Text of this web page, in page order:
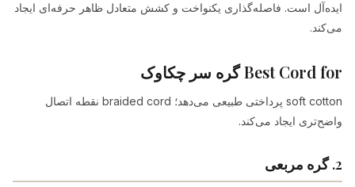
ایده‌آل است. فاصله‌گذاری یکنواخت و کشش متعادل ظاهر حرفه‌ای ایجاد
می‌کند.
Best Cord for گره سر چکاوک
soft cotton پرداختی طبیعی می‌دهد؛ braided cord نقطه اتصال
واضح‌تری ایجاد می‌کند.
2. گره مربعی